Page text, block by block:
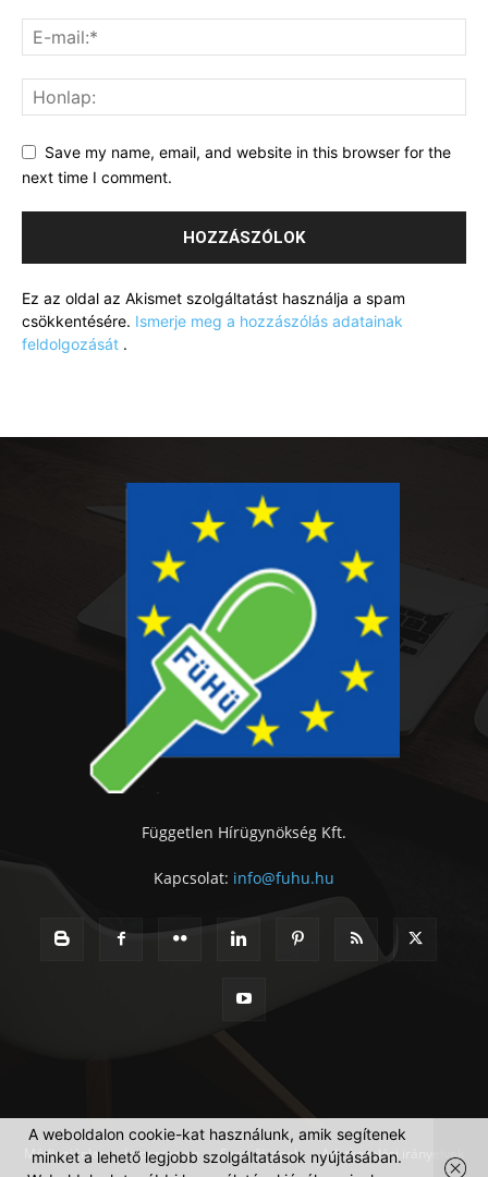
Save my name, email, and website in this browser for the
next time I comment.
Ez az oldal az Akismet szolgáltatást használja a spam
csökkentésére. Ismerje meg a hozzászólás adatainak
feldolgozását .
Független Hírügynökség Kft.
Kapcsolat: info@fuhu.hu
Médiaajánlat Impresszum Szerzői jogok Adatkezelési irányelvek
A weboldalon cookie-kat használunk, amik segítenek
minket a lehető legjobb szolgáltatások nyújtásában.